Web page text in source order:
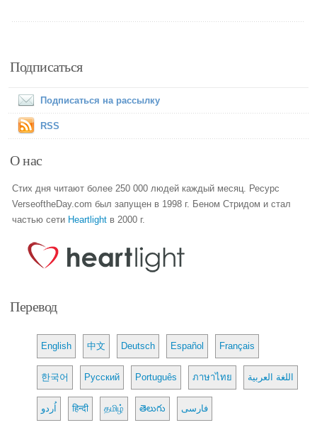
Подписаться
Подписаться на рассылку
RSS
О нас
Стих дня читают более 250 000 людей каждый месяц. Ресурс
VerseoftheDay.com был запущен в 1998 г. Беном Стридом и стал
частью сети Heartlight в 2000 г.
Перевод
English 中文 Deutsch Español Français
한국어 Русский Português ภาษาไทย اللغة العربية
اُردو हिन्दी தமிழ் తెలుగు فارسی